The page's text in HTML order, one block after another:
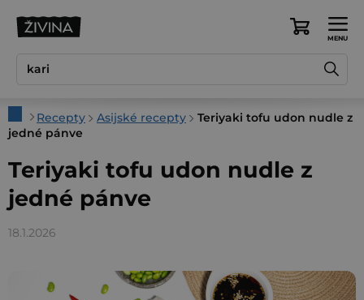
Nákupní
DomůRecepty Asijské recepty
Teriyaki tofu udon nudle z
jedné pánve
Teriyaki tofu udon nudle z
jedné pánve
18.1.2026